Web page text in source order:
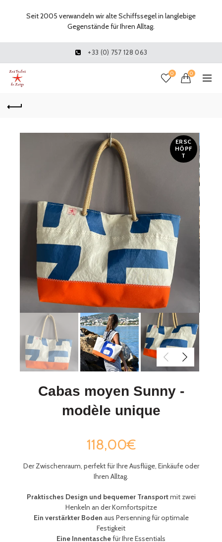
+33 (0) 757 128 063
0 0
ERSC
HÖPF
T
Cabas moyen Sunny -
modèle unique
118,00€
Der Zwischenraum, perfekt für Ihre Ausflüge, Einkäufe oder
Ihren Alltag.
Praktisches Design und bequemer Transportmit zwei
Henkeln an der Komfortspitze
Ein verstärkter Boden aus Persenning für optimale
Festigkeit
Eine Innentaschefür Ihre Essentials
Seit 2005 verwandeln wir alte Schiffssegel in langlebige
Gegenstände für Ihren Alltag.